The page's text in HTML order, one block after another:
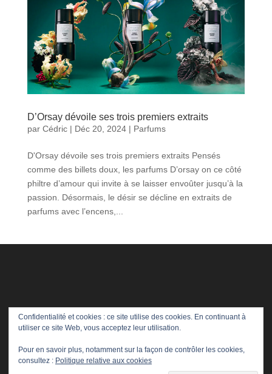
D’Orsay dévoile ses trois premiers extraits
par Cédric| Déc 20, 2024| Parfums
D'Orsay dévoile ses trois premiers extraits Pensés
comme des billets doux, les parfums D’orsay on ce côté
philtre d’amour qui invite à se laisser envoûter jusqu’à la
passion. Désormais, le désir se décline en extraits de
parfums avec l’encens,...
Confidentialité et cookies : ce site utilise des cookies. En continuant à
utiliser ce site Web, vous acceptez leur utilisation.
Pour en savoir plus, notamment sur la façon de contrôler les cookies,
consultez : Politique relative aux cookies